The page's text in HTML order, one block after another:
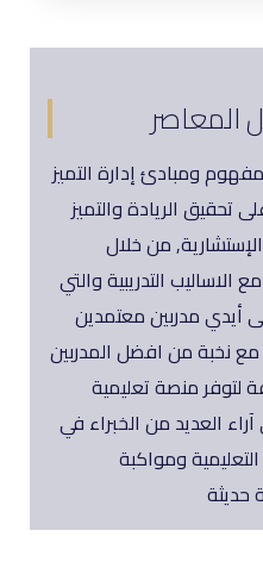
ومبادئ إدارة التميز
تحقيق الريادة والتميز
من خلال
الاساليب التدريبية والتي
أيدي مدربين معتمدين
تزيد عن 15 عام مع نخبة من افضل المدربين
لتوفر منصة تعليمية
العديد من الخبراء في
ومواكبة
المعاصر